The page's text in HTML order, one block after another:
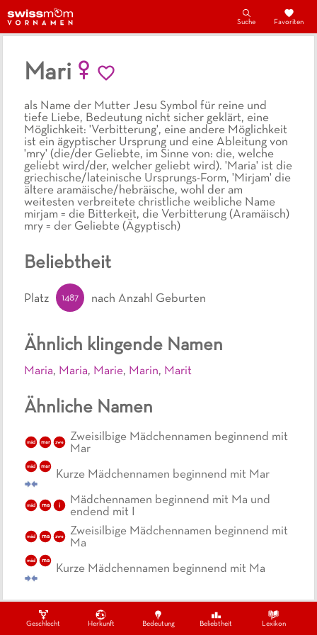
Geschlecht Herkunft Bedeutung Beliebtheit Lexikon
Suche Favoriten
Mari
als Name der Mutter Jesu Symbol für reine und
tiefe Liebe, Bedeutung nicht sicher geklärt, eine
Möglichkeit: 'Verbitterung', eine andere Möglichkeit
ist ein ägyptischer Ursprung und eine Ableitung von
'mry' (die/der Geliebte, im Sinne von: die, welche
geliebt wird/der, welcher geliebt wird). 'Maria' ist die
griechische/lateinische Ursprungs-Form, 'Mirjam' die
ältere aramäische/hebräische, wohl der am
weitesten verbreitete christliche weibliche Name
mirjam = die Bitterkeit, die Verbitterung (Aramäisch)
mry = der Geliebte (Ägyptisch)
Ähnlich klingende Namen
Maria, Maria, Marie, Marin, Marit
Ähnliche Namen
mäd mar zwe
Zweisilbige Mädchennamen beginnend mit
Mar
mäd mar
Kurze Mädchennamen beginnend mit Mar
mäd ma i
Mädchennamen beginnend mit Ma und
endend mit I
mäd ma zwe
Zweisilbige Mädchennamen beginnend mit
Ma
mäd ma
Kurze Mädchennamen beginnend mit Ma
Beliebtheit
Platz 1487 nach Anzahl Geburten